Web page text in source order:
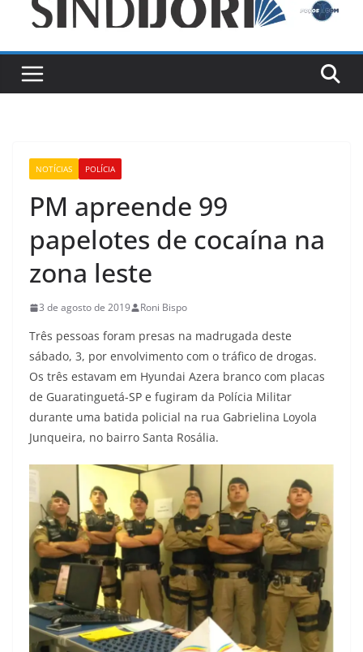
NOTÍCIAS POLÍCIA
PM apreende 99
papelotes de cocaína na
zona leste
3 de agosto de 2019 Roni Bispo
Três pessoas foram presas na madrugada deste
sábado, 3, por envolvimento com o tráfico de drogas.
Os três estavam em Hyundai Azera branco com placas
de Guaratinguetá-SP e fugiram da Polícia Militar
durante uma batida policial na rua Gabrielina Loyola
Junqueira, no bairro Santa Rosália.